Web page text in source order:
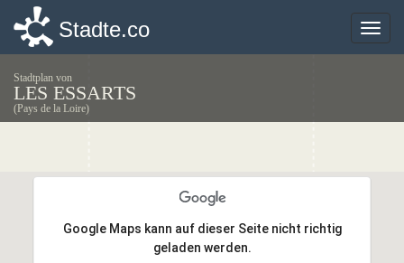
Toggle
Stadte.co
Stadtplan von
LES ESSARTS
(Pays de la Loire)
Google Maps kann auf dieser Seite nicht richtig
geladen werden.
Google Maps kann auf dieser Seite nicht richtig
geladen werden.
Toggle
Stadte.co